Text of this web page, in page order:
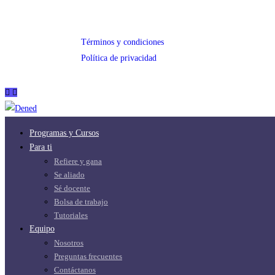
Términos y condiciones
Política de privacidad
Programas y Cursos
Para ti
Refiere y gana
Se aliado
Sé docente
Bolsa de trabajo
Tutoriales
Equipo
Nosotros
Preguntas frecuentes
Contáctanos